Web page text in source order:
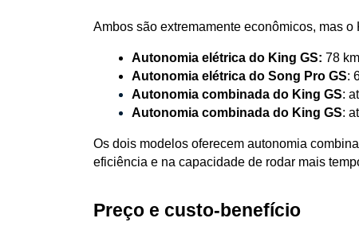
Ambos são extremamente econômicos, mas
Autonomia elétrica do King GS: 78
Autonomia elétrica do Song Pro GS:
Autonomia combinada do King GS:
Autonomia combinada do King GS:
Os dois modelos oferecem autonomia
eficiência e na capacidade de rodar mais
Preço e custo-benefício